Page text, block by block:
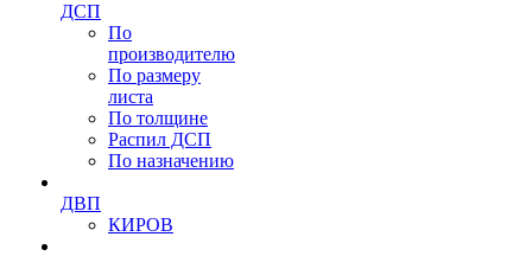
ДСП
По
производителю
По размеру
листа
По толщине
Распил ДСП
По назначению
ДВП
КИРОВ